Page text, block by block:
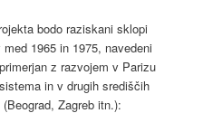
bodo raziskani sklopi
1965 in 1975, navedeni
z razvojem v Parizu
in v drugih središčih
Zagreb itn.):